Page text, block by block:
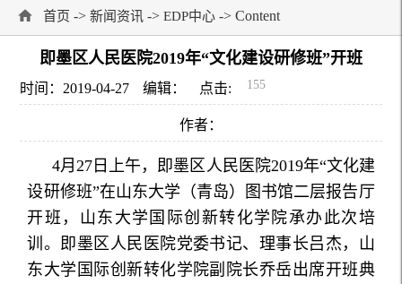
首页 -> 新闻资讯 -> EDP中心 -> Content
即墨区人民医院2019年“文化建设研修班”开班
时间：2019-04-27 编辑： 点击: 155
作者：
4月27日上午，即墨区人民医院2019年“文化建
设研修班”在山东大学（青岛）图书馆二层报告厅
开班，山东大学国际创新转化学院承办此次培
训。即墨区人民医院党委书记、理事长吕杰，山
东大学国际创新转化学院副院长乔岳出席开班典